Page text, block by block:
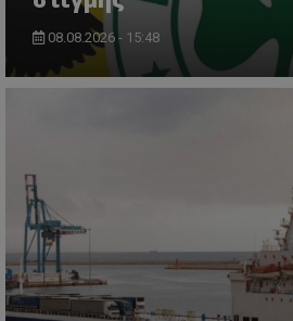
08.08.2026 - 15:48